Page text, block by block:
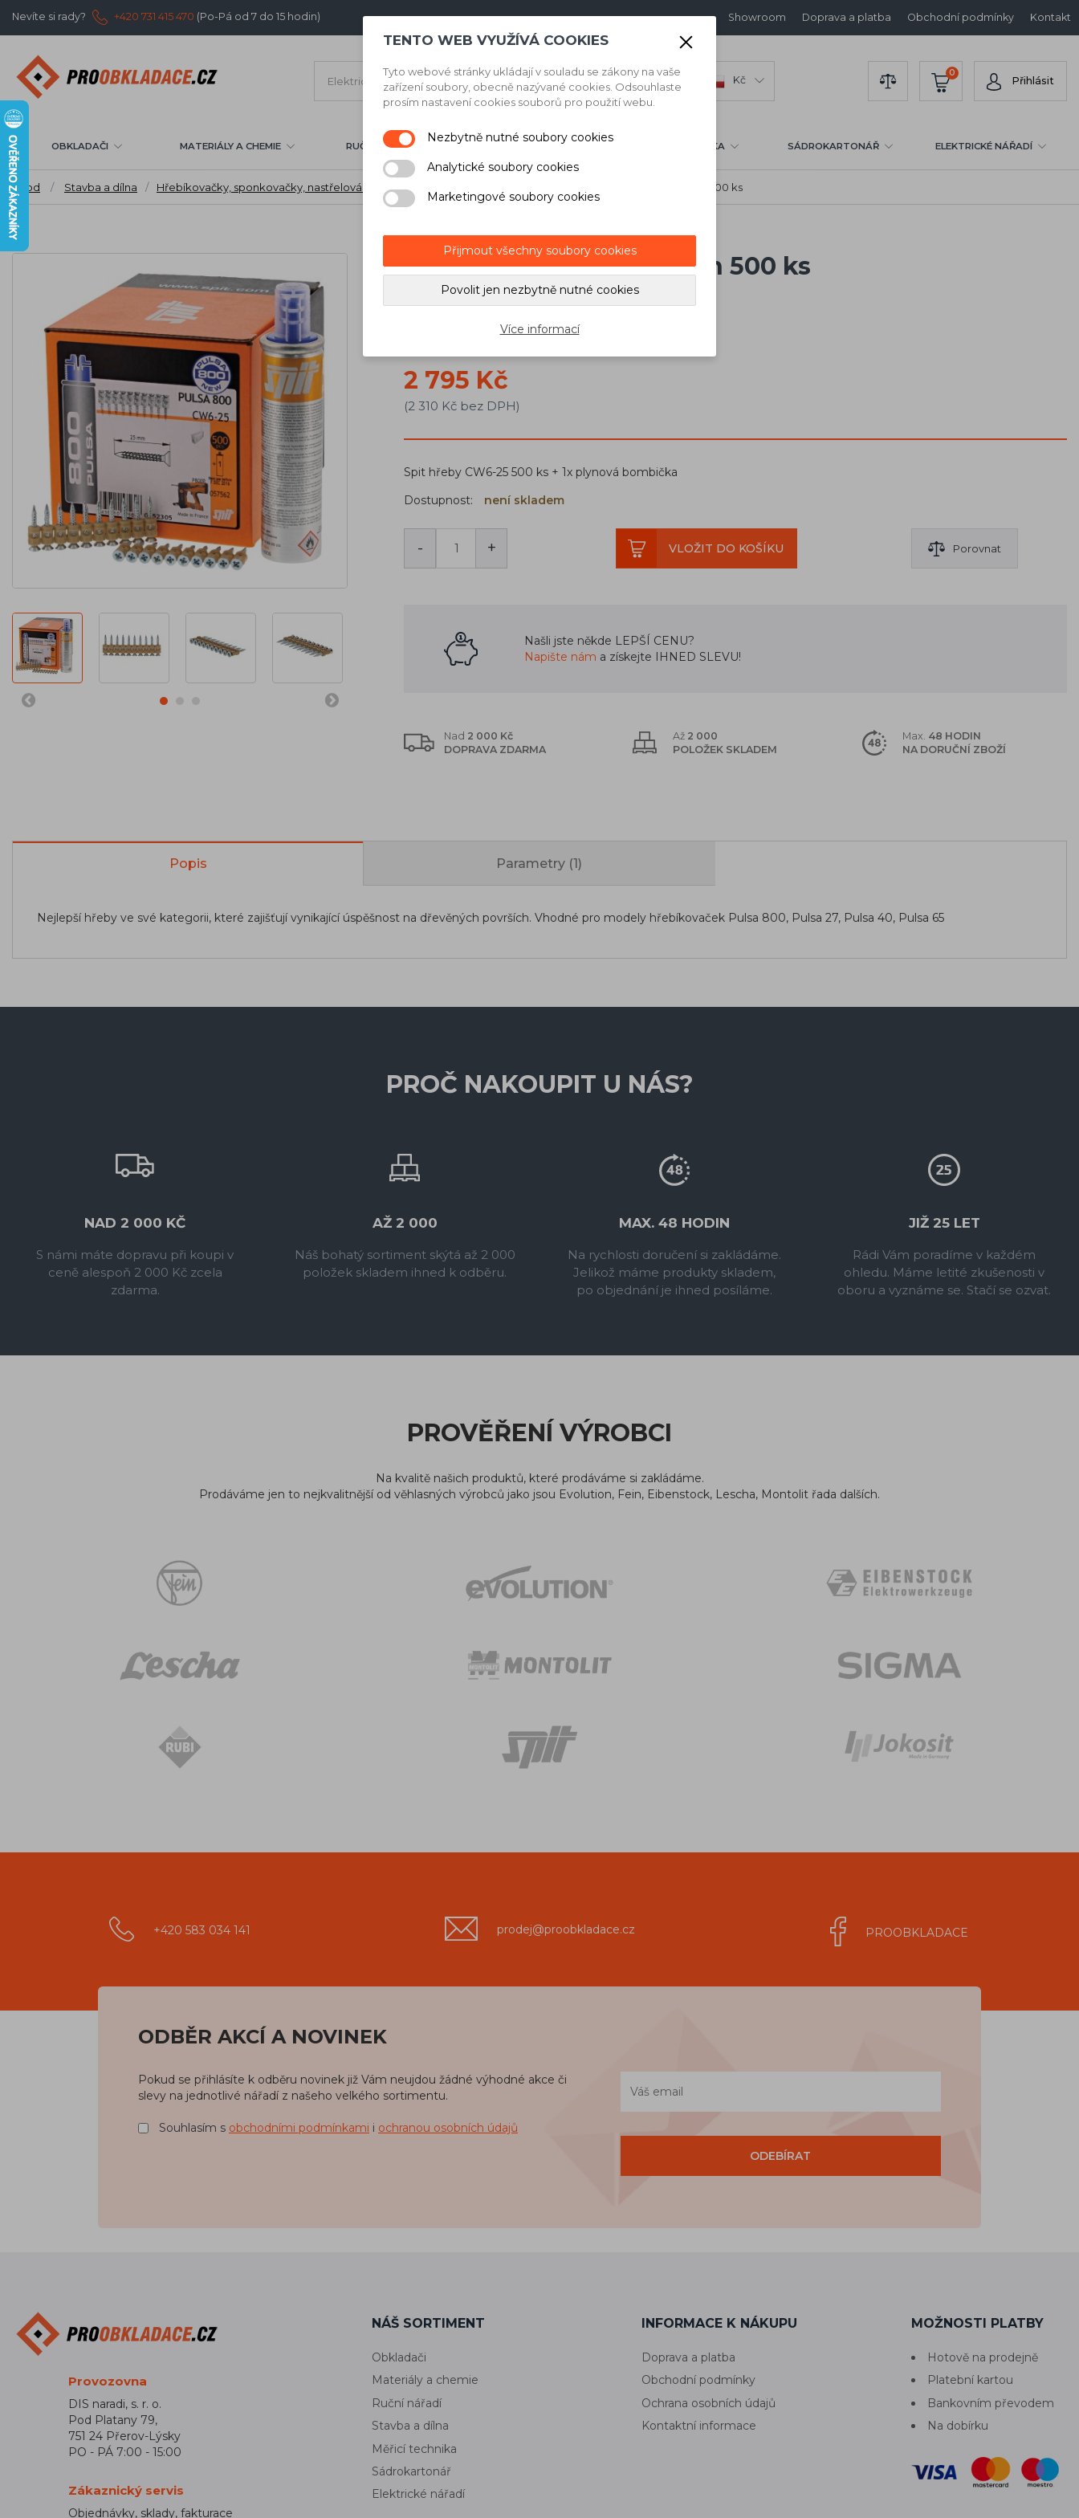
Nevíte si rady? +420 731 415 470 (Po-Pá od 7 do 15 hodin) Showroom Doprava a platba Obchodní podmínky Kontakt
Kč
0
Přihlásit
OBKLADAČI MATERIÁLY A CHEMIE RUČNÍ NÁŘADÍ STAVBA A DÍLNA MĚŘICÍ TECHNIKA SÁDROKARTONÁŘ ELEKTRICKÉ NÁŘADÍ
Úvod / Stavba a dílna / Hřebíkovačky, sponkovačky, nastřelování Plynové hřebíkovačky Hřeby Spit CW6-25 + plyn 500 ks
Hřeby Spit CW6-25 + plyn 500 ks
Kód skladu: 07.003.61
Záruka spotřebitel/firma: 24 měsíců/24 měsíců
2 795 Kč
(2 310 Kč bez DPH)
Spit hřeby CW6-25 500 ks + 1x plynová bombička
Dostupnost:
není skladem
- + VLOŽIT DO KOŠÍKU Porovnat
Našli jste někde LEPŠÍ CENU?
Napište nám a získejte IHNED SLEVU!
Nad 2 000 Kč
DOPRAVA ZDARMA
Až 2 000
POLOŽEK SKLADEM
Max. 48 HODIN
NA DORUČNÍ ZBOŽÍ
Popis Parametry (1)
Nejlepší hřeby ve své kategorii, které zajišťují vynikající úspěšnost na dřevěných površích. Vhodné pro modely hřebíkovaček Pulsa 800, Pulsa 27, Pulsa 40, Pulsa 65
PROČ NAKOUPIT U NÁS?
NAD 2 000 KČ
S námi máte dopravu při koupi v
ceně alespoň 2 000 Kč zcela
zdarma.
AŽ 2 000
Náš bohatý sortiment skýtá až 2 000
položek skladem ihned k odběru.
MAX. 48 HODIN
Na rychlosti doručení si zakládáme.
Jelikož máme produkty skladem,
po objednání je ihned posíláme.
JIŽ 25 LET
Rádi Vám poradíme v každém
ohledu. Máme letité zkušenosti v
oboru a vyznáme se. Stačí se ozvat.
PROVĚŘENÍ VÝROBCI
Na kvalitě našich produktů, které prodáváme si zakládáme.
Prodáváme jen to nejkvalitnější od věhlasných výrobců jako jsou Evolution, Fein, Eibenstock, Lescha, Montolit řada dalších.
+420 583 034 141 prodej@proobkladace.cz PROOBKLADACE
ODBĚR AKCÍ A NOVINEK
Pokud se přihlásíte k odběru novinek již Vám neujdou žádné výhodné akce či
slevy na jednotlivé nářadí z našeho velkého sortimentu.
Souhlasím s obchodními podmínkami i ochranou osobních údajů
ODEBÍRAT
Provozovna
DIS naradi, s. r. o.
Pod Platany 79,
751 24 Přerov-Lýsky
PO - PÁ 7:00 - 15:00
Zákaznický servis
Objednávky, sklady, fakturace
NÁŠ SORTIMENT
Obkladači
Materiály a chemie
Ruční nářadí
Stavba a dílna
Měřicí technika
Sádrokartonář
Elektrické nářadí
INFORMACE K NÁKUPU
Doprava a platba
Obchodní podmínky
Ochrana osobních údajů
Kontaktní informace
MOŽNOSTI PLATBY
Hotově na prodejně
Platební kartou
Bankovním převodem
Na dobírku
TENTO WEB VYUŽÍVÁ COOKIES
Tyto webové stránky ukládají v souladu se zákony na vaše
zařízení soubory, obecně nazývané cookies. Odsouhlaste
prosím nastavení cookies souborů pro použití webu.
Nezbytně nutné soubory cookies
Analytické soubory cookies
Marketingové soubory cookies
Přijmout všechny soubory cookies
Povolit jen nezbytně nutné cookies
Více informací